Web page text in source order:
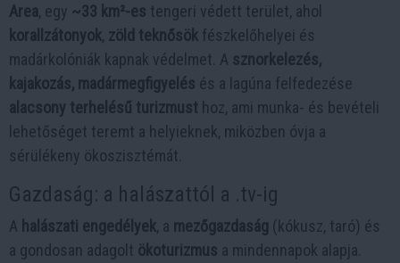
Area, egy ~33 km²-es tengeri védett terület, ahol
korallzátonyok, zöld teknősök fészkelőhelyei és
madárkolóniák kapnak védelmet. A sznorkelezés,
kajakozás, madármegfigyelés és a lagúna felfedezése
alacsony terhelésű turizmust hoz, ami munka- és bevételi
lehetőséget teremt a helyieknek, miközben óvja a
sérülékeny ökoszisztémát.
Gazdaság: a halászattól a .tv-ig
A halászati engedélyek, a mezőgazdaság (kókusz, taró) és
a gondosan adagolt ökoturizmus a mindennapok alapja.